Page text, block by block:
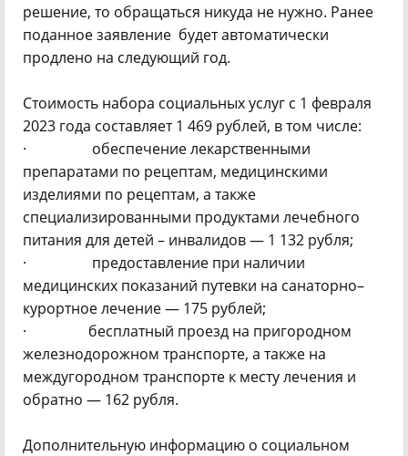
решение, то обращаться никуда не нужно. Ранее
поданное заявление будет автоматически
продлено на следующий год.
Стоимость набора социальных услуг с 1 февраля
2023 года составляет 1 469 рублей, в том числе:
· обеспечение лекарственными
препаратами по рецептам, медицинскими
изделиями по рецептам, а также
специализированными продуктами лечебного
питания для детей – инвалидов — 1 132 рубля;
· предоставление при наличии
медицинских показаний путевки на санаторно–
курортное лечение — 175 рублей;
· бесплатный проезд на пригородном
железнодорожном транспорте, а также на
междугородном транспорте к месту лечения и
обратно — 162 рубля.
Дополнительную информацию о социальном